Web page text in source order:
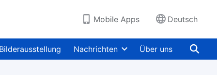
Mobile Apps Deutsch
Bilderausstellung Nachrichten Über uns
1:16:25
überaus wichtig, die Wahrheit zu
verstehen (Teil Eins)